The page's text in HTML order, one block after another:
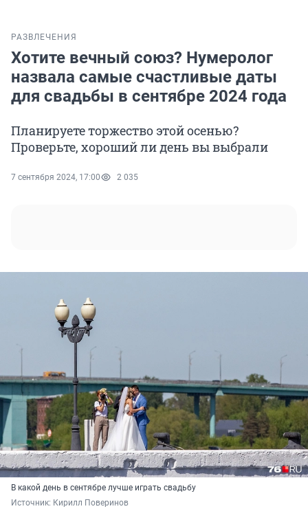
РАЗВЛЕЧЕНИЯ
Хотите вечный союз? Нумеролог
назвала самые счастливые даты
для свадьбы в сентябре 2024 года
Планируете торжество этой осенью?
Проверьте, хороший ли день вы выбрали
7 сентября 2024, 17:00 2 035
В какой день в сентябре лучше играть свадьбу
Источник: Кирилл Поверинов